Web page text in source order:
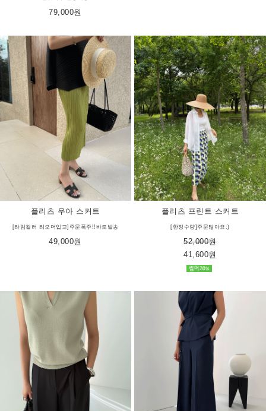
79,000원
플리츠 우아 스커트
[라임컬러 리오더입고]주문폭주!!바로발송
49,000원
플리츠 프린트 스커트
[한정수량]주문많아요:)
52,000원
41,600원